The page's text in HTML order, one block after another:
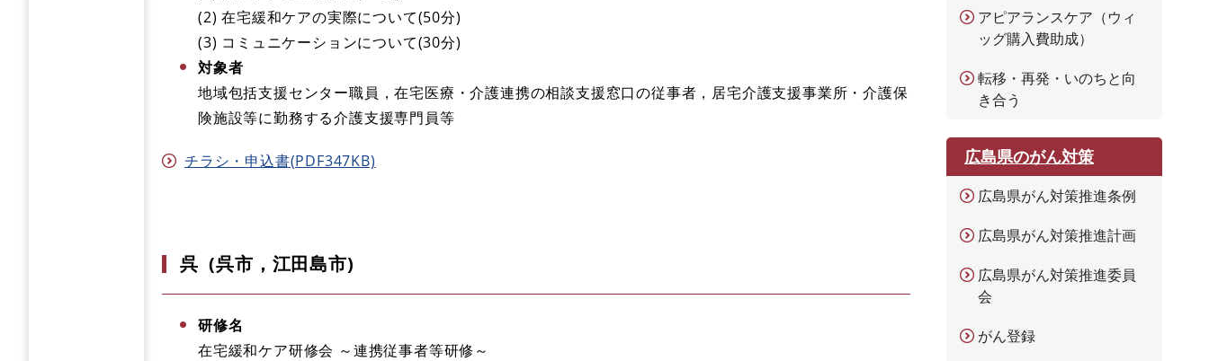
(2) 在宅緩和ケアの実際について(50分)
(3) コミュニケーションについて(30分)
対象者
地域包括支援センター職員，在宅医療・介護連携の相談支援窓口の従事者，居宅介護支援事業所・介護保
険施設等に勤務する介護支援専門員等
チラシ・申込書(PDF347KB)
呉 (呉市，江田島市)
研修名
在宅緩和ケア研修会 ～連携従事者等研修～
アピアランスケア（ウィ
ッグ購入費助成）
転移・再発・いのちと向
き合う
広島県のがん対策
広島県がん対策推進条例
広島県がん対策推進計画
広島県がん対策推進委員
会
がん登録